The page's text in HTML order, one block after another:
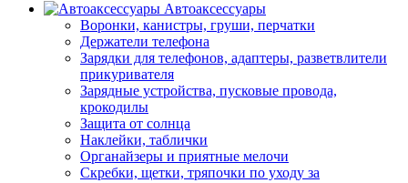
Автоаксессуары
Воронки, канистры, груши, перчатки
Держатели телефона
Зарядки для телефонов, адаптеры, разветвлители
прикуривателя
Зарядные устройства, пусковые провода,
крокодилы
Защита от солнца
Наклейки, таблички
Органайзеры и приятные мелочи
Скребки, щетки, тряпочки по уходу за